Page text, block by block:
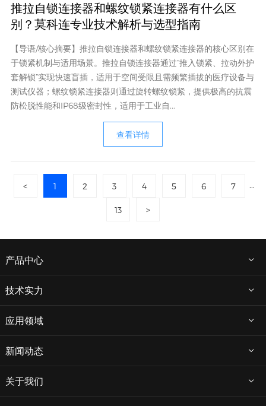
推拉自锁连接器和螺纹锁紧连接器有什么区
别？莫科连专业技术解析与选型指南
【导语/核心摘要】推拉自锁连接器和螺纹锁紧连接器的核心区别在
于锁紧机制与适用场景。推拉自锁连接器通过“推入锁紧、拉动外护
套解锁”实现快速盲插，适用于空间受限且需频繁插拔的医疗设备与
测试仪器；螺纹锁紧连接器则通过旋转螺纹锁紧，提供极高的抗震
防松脱性能和IP68级密封性，适用于工业自...
查看详情
< 1 2 3 4 5 6 7 ...
13 >
产品中心
技术实力
应用领域
新闻动态
关于我们